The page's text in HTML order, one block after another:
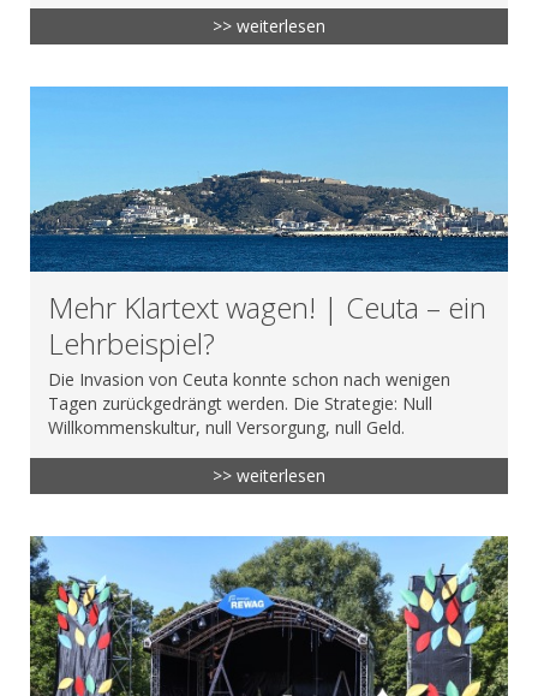
>> weiterlesen
Mehr Klartext wagen! | Ceuta – ein
Lehrbeispiel?
Die Invasion von Ceuta konnte schon nach wenigen
Tagen zurückgedrängt werden. Die Strategie: Null
Willkommenskultur, null Versorgung, null Geld.
>> weiterlesen